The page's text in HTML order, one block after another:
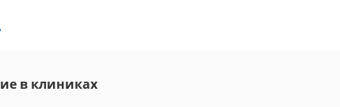
в клиниках